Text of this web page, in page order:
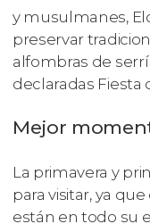
y musulmanes,
preservar
alfombras de
declaradas Fiesta
Mejor
La primavera y
para visitar, ya
están en todo su